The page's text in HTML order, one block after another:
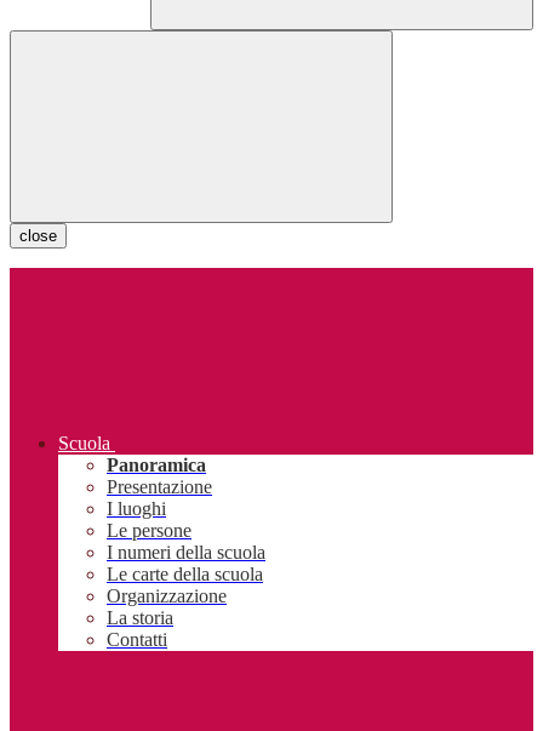
close
Scuola
Panoramica
Presentazione
I luoghi
Le persone
I numeri della scuola
Le carte della scuola
Organizzazione
La storia
Contatti